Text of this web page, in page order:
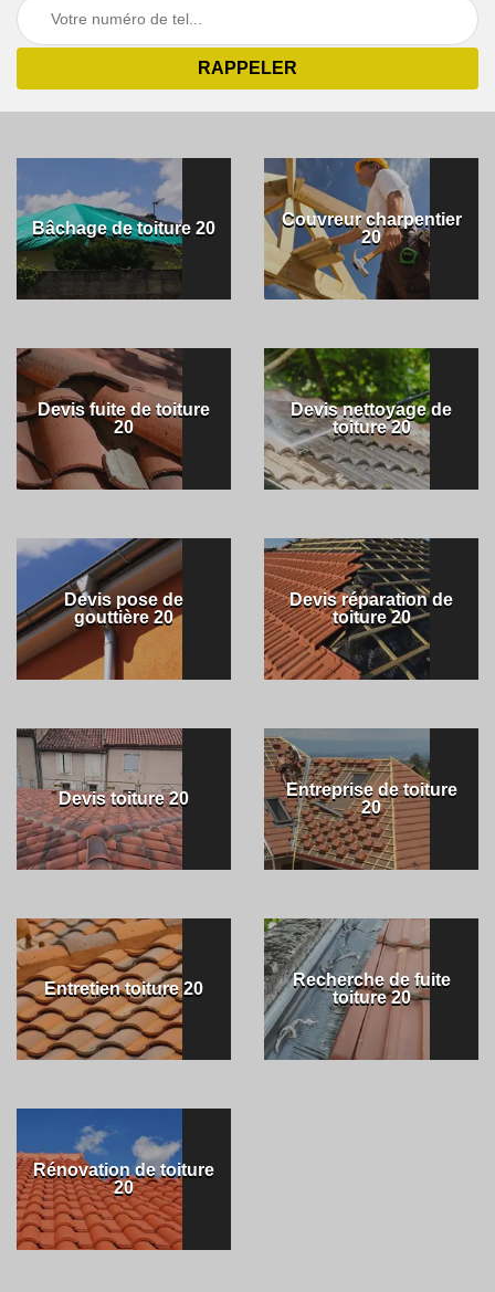
Bâchage de toiture 20
Couvreur charpentier
20
Devis fuite de toiture
20
Devis nettoyage de
toiture 20
Devis pose de
gouttière 20
Devis réparation de
toiture 20
Devis toiture 20
Entreprise de toiture
20
Entretien toiture 20
Recherche de fuite
toiture 20
Rénovation de toiture
20